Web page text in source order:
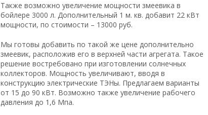
Также возможно увеличение мощности змеевика в
бойлере 3000 л. Дополнительный 1 м. кв. добавит 22 кВт
мощности, по стоимости – 13000 руб.
Мы готовы добавить по такой же цене дополнительно
змеевик, расположив его в верхней части агрегата. Такое
решение востребовано при изготовлении солнечных
коллекторов. Мощность увеличивают, вводя в
конструкцию электрические ТЭНы. Предлагаем варианты
от 15 до 90 кВт. Возможно также увеличение рабочего
давления до 1,6 Мпа.